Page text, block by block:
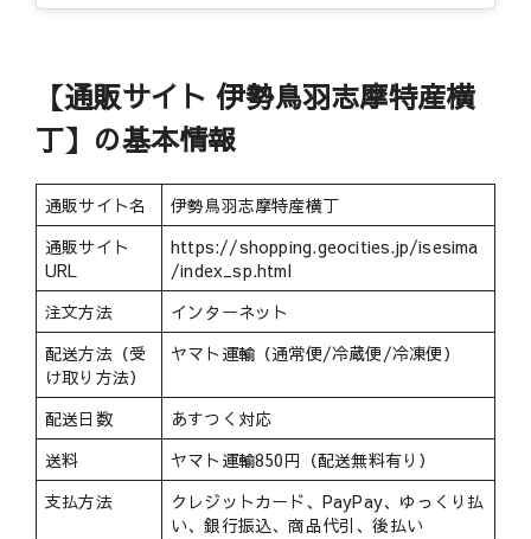
【通販サイト 伊勢鳥羽志摩特産横
丁】の基本情報
通販サイト名
伊勢鳥羽志摩特産横丁
通販サイト
URL
https://shopping.geocities.jp/isesima
/index_sp.html
注文方法
インターネット
配送方法（受
け取り方法）
ヤマト運輸（通常便/冷蔵便/冷凍便）
配送日数
あすつく対応
送料
ヤマト運輸850円（配送無料有り）
支払方法
クレジットカード、PayPay、ゆっくり払
い、銀行振込、商品代引、後払い